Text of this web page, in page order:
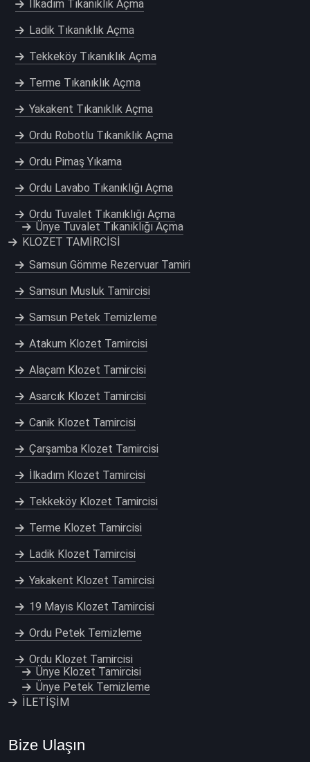
İlkadım Tıkanıklık Açma
Ladik Tıkanıklık Açma
Tekkeköy Tıkanıklık Açma
Terme Tıkanıklık Açma
Yakakent Tıkanıklık Açma
Ordu Robotlu Tıkanıklık Açma
Ordu Pimaş Yıkama
Ordu Lavabo Tıkanıklığı Açma
Ordu Tuvalet Tıkanıklığı Açma
Ünye Tuvalet Tıkanıklığı Açma
KLOZET TAMİRCİSİ
Samsun Gömme Rezervuar Tamiri
Samsun Musluk Tamircisi
Samsun Petek Temizleme
Atakum Klozet Tamircisi
Alaçam Klozet Tamircisi
Asarcık Klozet Tamircisi
Canik Klozet Tamircisi
Çarşamba Klozet Tamircisi
İlkadım Klozet Tamircisi
Tekkeköy Klozet Tamircisi
Terme Klozet Tamircisi
Ladik Klozet Tamircisi
Yakakent Klozet Tamircisi
19 Mayıs Klozet Tamircisi
Ordu Petek Temizleme
Ordu Klozet Tamircisi
Ünye Klozet Tamircisi
Ünye Petek Temizleme
İLETİŞİM
Bize Ulaşın